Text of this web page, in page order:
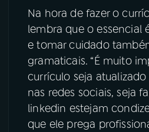
TikTok
Na hora de fazer o
lembra que o essencial
e tomar cuidado
gramaticais. “É muito
currículo seja
nas redes sociais, seja
linkedin estejam
que ele prega